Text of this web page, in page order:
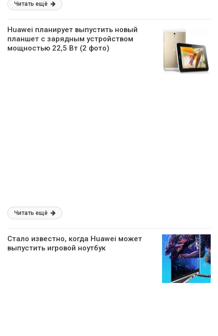
Читать ещё
Huawei планирует выпустить новый
планшет с зарядным устройством
мощностью 22,5 Вт (2 фото)
Читать ещё
Стало известно, когда Huawei может
выпустить игровой ноутбук